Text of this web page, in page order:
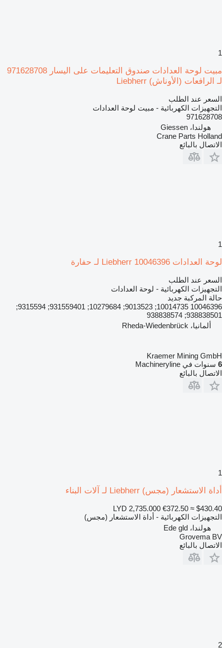
1
مبيت لوحة العدادات صندوق التعليمات على اليسار 971628708
لـ الرافعات (الأوناش) Liebherr
السعر عند الطلب
التجهيزات الكهربائية - مبيت لوحة العدادات
971628708
هولندا، Giessen
Crane Parts Holland
الاتصال بالبائع
1
لوحة العدادات Liebherr 10046396 لـ حفارة
السعر عند الطلب
التجهيزات الكهربائية - لوحة العدادات
حالة المركبة جديد
10046396 10014735; 9013523; 10279684; 931559401; 9315594;
938838501; 938838574
ألمانيا، Rheda-Wiedenbrück
Kraemer Mining GmbH
6 سنوات في Machineryline
الاتصال بالبائع
1
أداة الاستشعار (مجس) Liebherr لـ آلات البناء
LYD 2,735.000 €372.50 ≈ $430.40
التجهيزات الكهربائية - أداة الاستشعار (مجس)
هولندا، Ede gld
Grovema BV
الاتصال بالبائع
2